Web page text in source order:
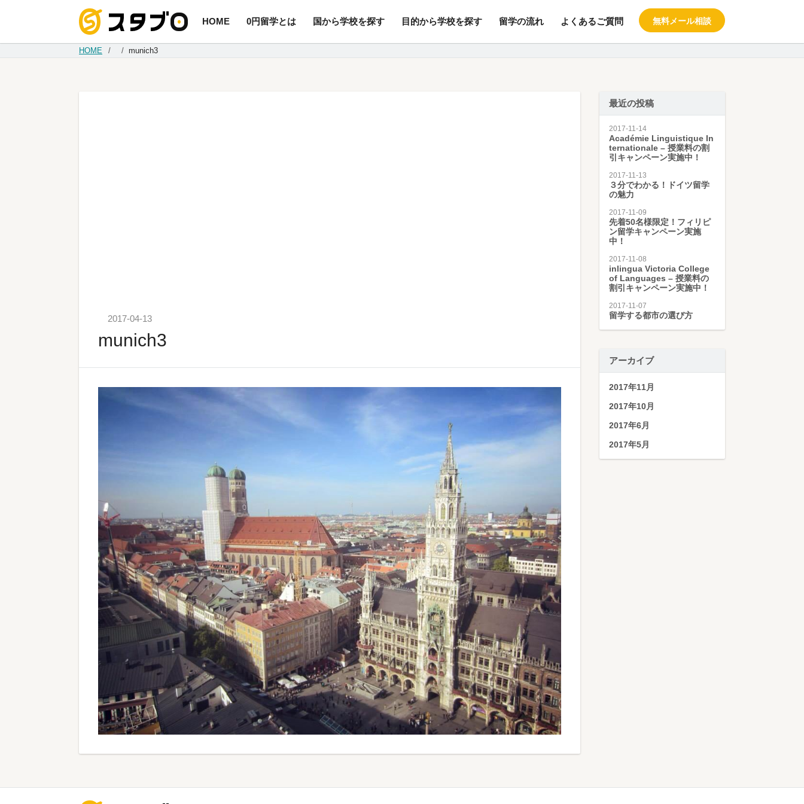
手続き代行/変更手数料・キャンセル料無料の留学エージェント スタブロ
HOME 0円留学とは 国から学校を探す 目的から学校を探す 留学の流れ よくあるご質問 無料メール相談
HOME munich3
2017-04-13
munich3
最近の投稿
2017-11-14
Académie Linguistique In
ternationale – 授業料の割
引キャンペーン実施中！
2017-11-13
３分でわかる！ドイツ留学
の魅力
2017-11-09
先着50名様限定！フィリピ
ン留学キャンペーン実施
中！
2017-11-08
inlingua Victoria College
of Languages – 授業料の
割引キャンペーン実施中！
2017-11-07
留学する都市の選び方
アーカイブ
2017年11月
2017年10月
2017年6月
2017年5月